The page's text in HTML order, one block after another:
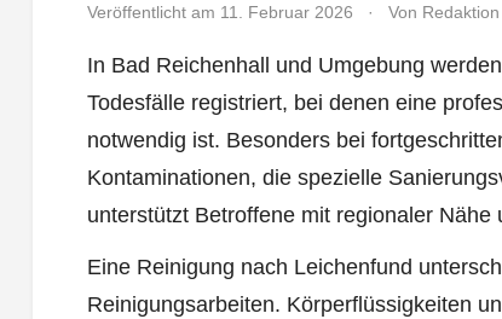
Veröffentlicht am 11. Februar 2026 · Von
In Bad Reichenhall und Umgebung
Todesfälle registriert, bei denen eine
notwendig ist. Besonders bei
Kontaminationen, die spezielle
unterstützt Betroffene mit regionaler Nähe
Eine Reinigung nach Leichenfund
Reinigungsarbeiten. Körperflüssigkeiten